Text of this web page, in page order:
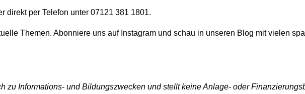
direkt per Telefon unter 07121 381 1801.
Themen. Abonniere uns auf Instagram und schau in unseren Blog mit vielen
zu Informations- und Bildungszwecken und stellt keine Anlage- oder